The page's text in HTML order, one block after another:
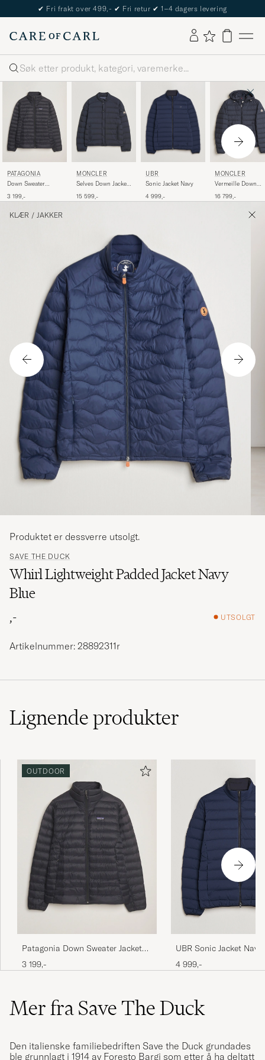
✔ Fri frakt over 499,- ✔ Fri retur ✔ 1–4 dagers levering
Søk
PATAGONIA
Down Sweater
3 199,-
MONCLER
Selves Down Jacket
15 599,-
UBR
Sonic Jacket Navy
4 999,-
MONCLER
Vermeille Down
16 799,-
KLÆR / JAKKER
SAVE THE DUCK
Whirl Lightweight Padded Jacket Navy
Blue
,-
UTSOLGT
Produktet er dessverre utsolgt.
Artikelnummer: 28892311r
Lignendeprodukter
OUTDOOR
Patagonia Down Sweater Jacket
Black
3 199,-
UBR Sonic Jacket Navy
4 999,-
Mer fra Save The Duck
Den italienske familiebedriften Save the Duck grundades
ble grunnlagt i 1914 av Foresto Bargi som etter å ha deltatt